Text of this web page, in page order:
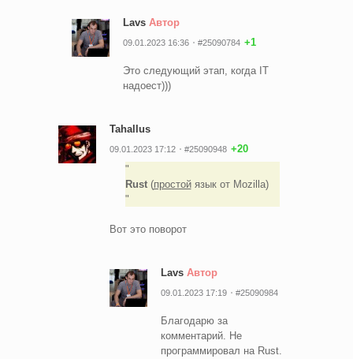
Lavs Автор
09.01.2023 16:36 #25090784 +1
Это следующий этап, когда IT
надоест)))
Tahallus
09.01.2023 17:12 #25090948 +20
Rust(простойязык от Mozilla)
Вот это поворот
Lavs Автор
09.01.2023 17:19 #25090984
Благодарю за
комментарий. Не
программировал на Rust.